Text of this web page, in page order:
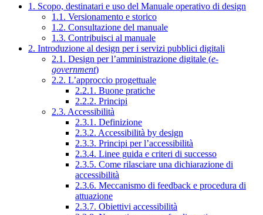
1. Scopo, destinatari e uso del Manuale operativo di design
1.1. Versionamento e storico
1.2. Consultazione del manuale
1.3. Contribuisci al manuale
2. Introduzione al design per i servizi pubblici digitali
2.1. Design per l’amministrazione digitale (e-
government)
2.2. L’approccio progettuale
2.2.1. Buone pratiche
2.2.2. Principi
2.3. Accessibilità
2.3.1. Definizione
2.3.2. Accessibilità by design
2.3.3. Principi per l’accessibilità
2.3.4. Linee guida e criteri di successo
2.3.5. Come rilasciare una dichiarazione di
accessibilità
2.3.6. Meccanismo di feedback e procedura di
attuazione
2.3.7. Obiettivi accessibilità